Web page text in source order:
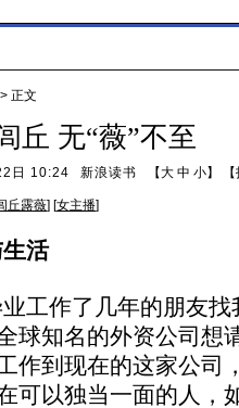
> 正文
丘 无“薇”不至
日 10:24 新浪读书 【大 中 小】 【
丘露薇] [女主播]
活
工作了几年的朋友
球知名的外资公司想
作到现在的这家公司
可以独当一面的人，